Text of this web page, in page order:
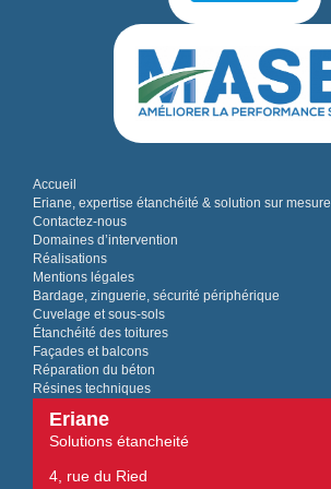
Accueil
Eriane, expertise étanchéité & solution sur mesure
Contactez-nous
Domaines d’intervention
Réalisations
Mentions légales
Bardage, zinguerie, sécurité périphérique
Cuvelage et sous-sols
Étanchéité des toitures
Façades et balcons
Réparation du béton
Résines techniques
Eriane
Solutions étancheité
4, rue du Ried